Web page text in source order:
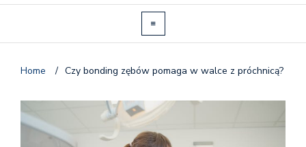
Home / Czy bonding zębów pomaga w walce z próchnicą?